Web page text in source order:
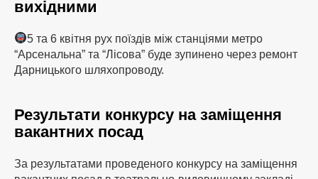
вихідними
5 та 6 квітня рух поїздів між станціями метро
“Арсенальна” та “Лісова” буде зупинено через ремонт
Дарницького шляхопроводу.
Результати конкурсу на заміщення
вакантних посад
За результатами проведеного конкурсу на заміщення